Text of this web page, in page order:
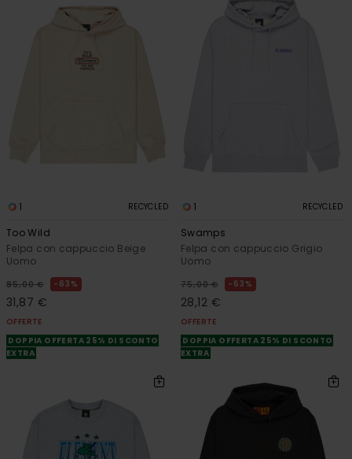
1 RECYCLED
Too Wild
Felpa con cappuccio Beige
Uomo
85,00 € 63%
31,87 €
OFFERTE
DOPPIA OFFERTA 25% DI SCONTO
EXTRA
1 RECYCLED
Swamps
Felpa con cappuccio Grigio
Uomo
75,00 € 63%
28,12 €
OFFERTE
DOPPIA OFFERTA 25% DI SCONTO
EXTRA